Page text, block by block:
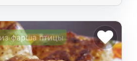
фарша птицы